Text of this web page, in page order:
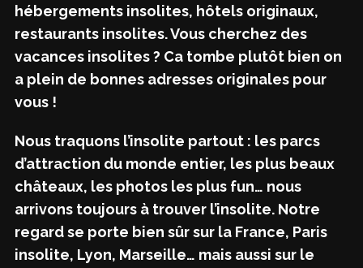
hébergements insolites, hôtels originaux,
restaurants insolites. Vous cherchez des
vacances insolites ? Ca tombe plutôt bien on
a plein de bonnes adresses originales pour
vous !
Nous traquons l’insolite partout : les parcs
d’attraction du monde entier, les plus beaux
châteaux, les photos les plus fun… nous
arrivons toujours à trouver l’insolite. Notre
regard se porte bien sûr sur la France, Paris
insolite, Lyon, Marseille… mais aussi sur le